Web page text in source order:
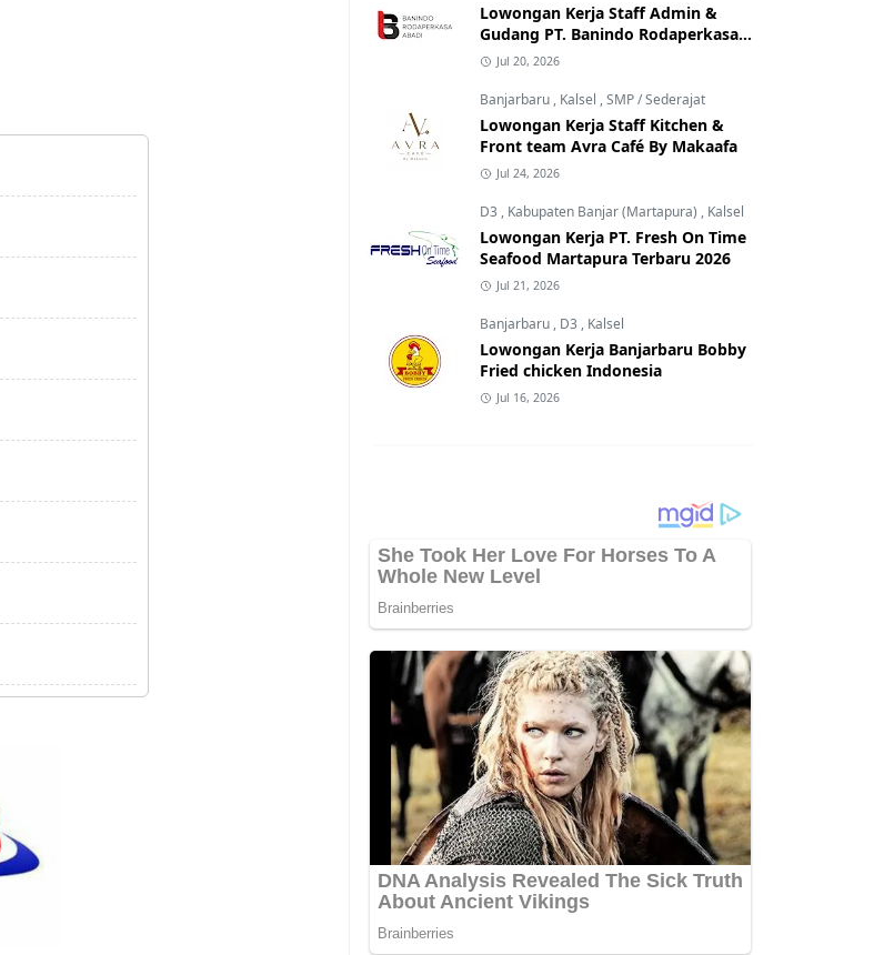
Lowongan Kerja Staff Admin &
Gudang PT. Banindo Rodaperkasa
Abadi
Jul 20, 2026
Banjarbaru , Kalsel ,SMP / Sederajat
Lowongan Kerja Staff Kitchen &
Front team Avra Café By Makaafa
Jul 24, 2026
D3 , Kabupaten Banjar (Martapura) , Kalsel
Lowongan Kerja PT. Fresh On Time
Seafood Martapura Terbaru 2026
Jul 21, 2026
Banjarbaru , D3 , Kalsel
Lowongan Kerja Banjarbaru Bobby
Fried chicken Indonesia
Jul 16, 2026